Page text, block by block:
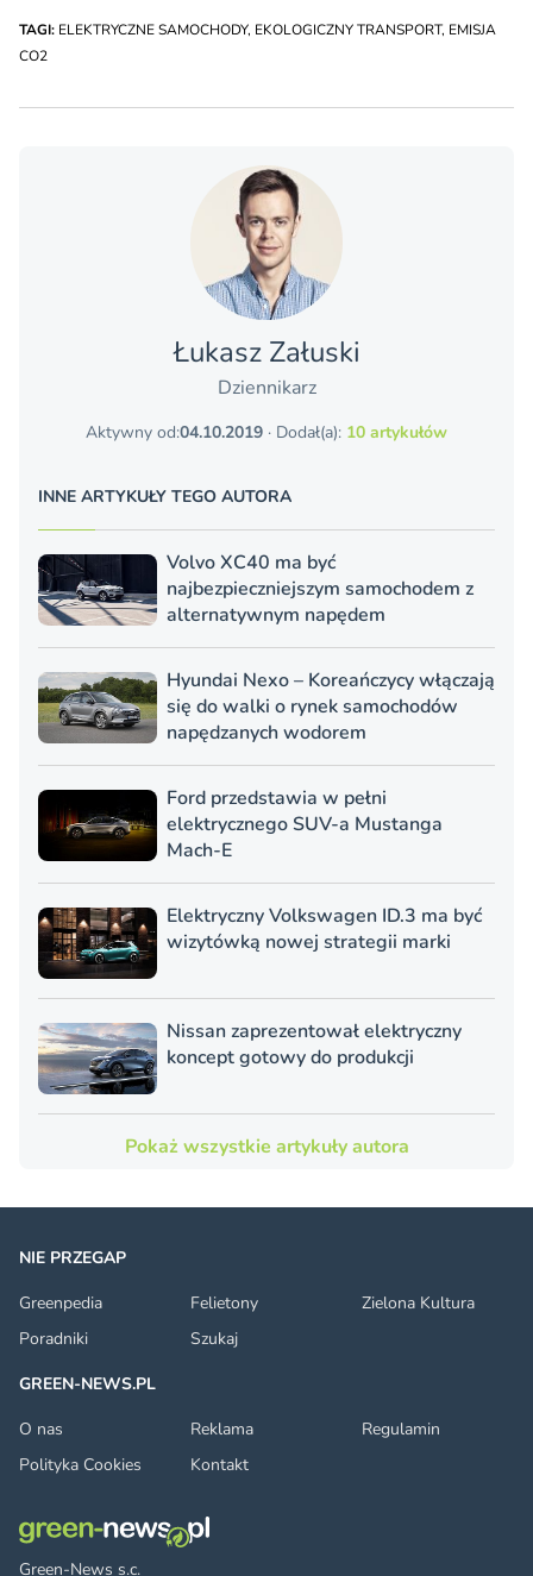
TAGI: ELEKTRYCZNE SAMOCHODY, EKOLOGICZNY TRANSPORT, EMISJA
CO2
Łukasz Załuski
Dziennikarz
Aktywny od:04.10.2019 · Dodał(a): 10 artykułów
INNE ARTYKUŁY TEGO AUTORA
Volvo XC40 ma być
najbezpieczniejszym samochodem z
alternatywnym napędem
Hyundai Nexo – Koreańczycy włączają
się do walki o rynek samochodów
napędzanych wodorem
Ford przedstawia w pełni
elektrycznego SUV-a Mustanga
Mach-E
Elektryczny Volkswagen ID.3 ma być
wizytówką nowej strategii marki
Nissan zaprezentował elektryczny
koncept gotowy do produkcji
Pokaż wszystkie artykuły autora
Green-News s.c.
NIE PRZEGAP
Greenpedia
Felietony
Zielona Kultura
Poradniki
Szukaj
GREEN-NEWS.PL
O nas
Reklama
Regulamin
Polityka Cookies
Kontakt